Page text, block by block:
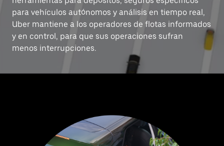
para vehículos autónomos y análisis en tiempo real,
Uber mantiene a los operadores de flotas informados
y en control, para que sus operaciones sufran
menos interrupciones.